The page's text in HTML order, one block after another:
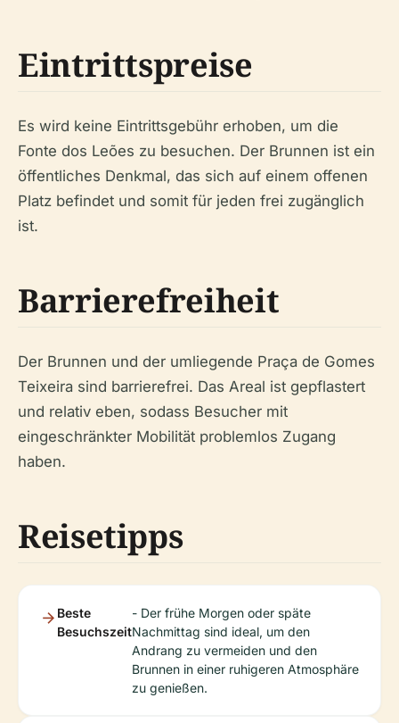
Eintrittspreise
Es wird keine Eintrittsgebühr erhoben, um die
Fonte dos Leões zu besuchen. Der Brunnen ist ein
öffentliches Denkmal, das sich auf einem offenen
Platz befindet und somit für jeden frei zugänglich
ist.
Barrierefreiheit
Der Brunnen und der umliegende Praça de Gomes
Teixeira sind barrierefrei. Das Areal ist gepflastert
und relativ eben, sodass Besucher mit
eingeschränkter Mobilität problemlos Zugang
haben.
Reisetipps
Beste
Besuchszeit
- Der frühe Morgen oder späte
Nachmittag sind ideal, um den
Andrang zu vermeiden und den
Brunnen in einer ruhigeren Atmosphäre
zu genießen.